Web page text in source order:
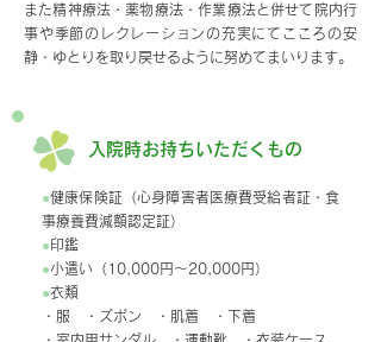
また精神療法・薬物療法・作業療法と併せて院内行
事や季節のレクレーションの充実にてこころの安
静・ゆとりを取り戻せるように努めてまいります。
入院時お持ちいただくもの
●健康保険証（心身障害者医療費受給者証・食
事療養費減額認定証）
●印鑑
●小遣い（10,000円～20,000円）
●衣類
・服 ・ズボン ・肌着 ・下着